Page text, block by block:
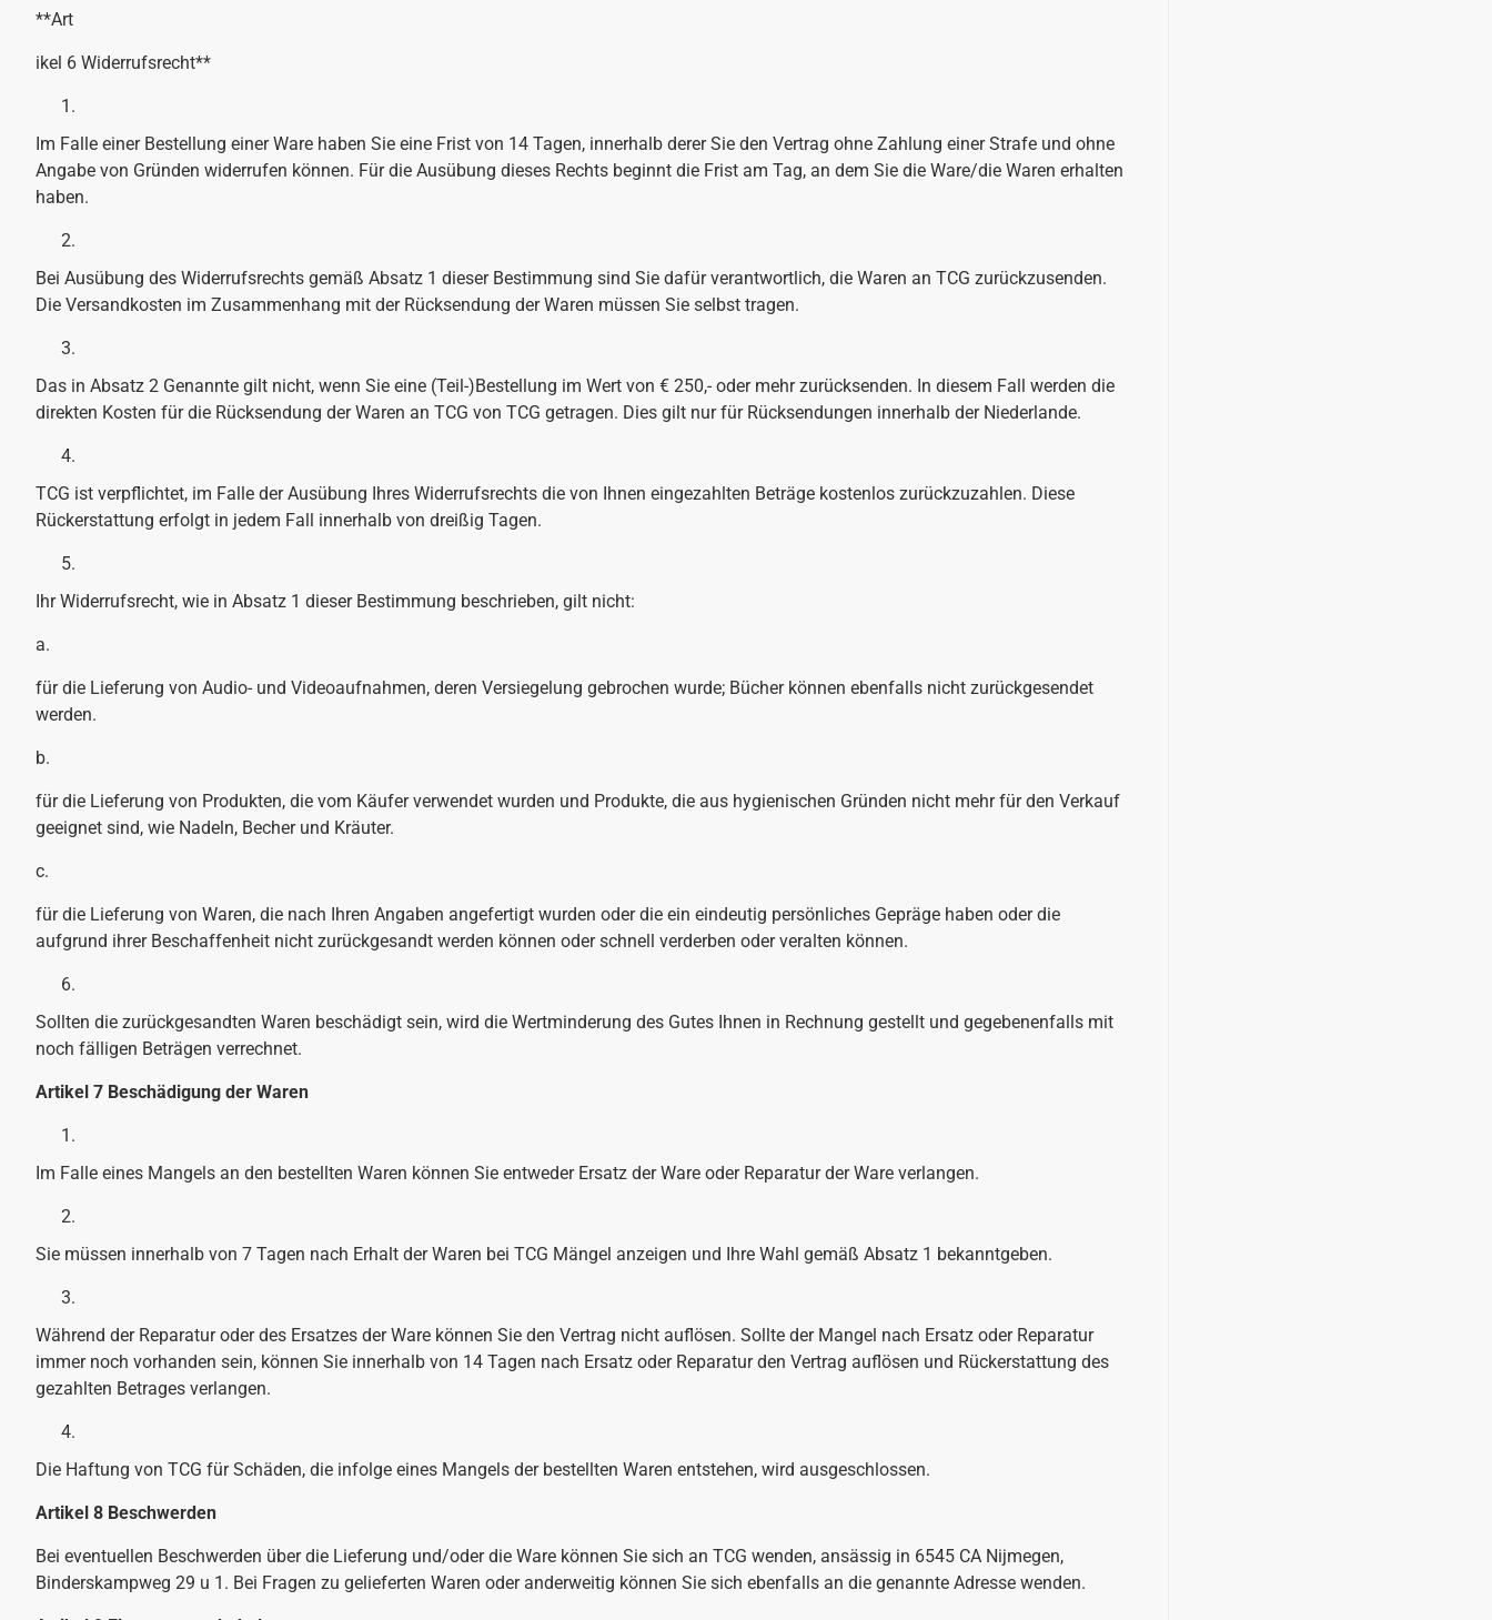
**Art
ikel 6 Widerrufsrecht**
Im Falle einer Bestellung einer Ware haben Sie eine Frist von 14 Tagen, innerhalb derer Sie den Vertrag ohne Zahlung einer Strafe und ohne
Angabe von Gründen widerrufen können. Für die Ausübung dieses Rechts beginnt die Frist am Tag, an dem Sie die Ware/die Waren erhalten
haben.
Bei Ausübung des Widerrufsrechts gemäß Absatz 1 dieser Bestimmung sind Sie dafür verantwortlich, die Waren an TCG zurückzusenden.
Die Versandkosten im Zusammenhang mit der Rücksendung der Waren müssen Sie selbst tragen.
Das in Absatz 2 Genannte gilt nicht, wenn Sie eine (Teil-)Bestellung im Wert von € 250,- oder mehr zurücksenden. In diesem Fall werden die
direkten Kosten für die Rücksendung der Waren an TCG von TCG getragen. Dies gilt nur für Rücksendungen innerhalb der Niederlande.
TCG ist verpflichtet, im Falle der Ausübung Ihres Widerrufsrechts die von Ihnen eingezahlten Beträge kostenlos zurückzuzahlen. Diese
Rückerstattung erfolgt in jedem Fall innerhalb von dreißig Tagen.
Ihr Widerrufsrecht, wie in Absatz 1 dieser Bestimmung beschrieben, gilt nicht:
a.
für die Lieferung von Audio- und Videoaufnahmen, deren Versiegelung gebrochen wurde; Bücher können ebenfalls nicht zurückgesendet
werden.
b.
für die Lieferung von Produkten, die vom Käufer verwendet wurden und Produkte, die aus hygienischen Gründen nicht mehr für den Verkauf
geeignet sind, wie Nadeln, Becher und Kräuter.
c.
für die Lieferung von Waren, die nach Ihren Angaben angefertigt wurden oder die ein eindeutig persönliches Gepräge haben oder die
aufgrund ihrer Beschaffenheit nicht zurückgesandt werden können oder schnell verderben oder veralten können.
Sollten die zurückgesandten Waren beschädigt sein, wird die Wertminderung des Gutes Ihnen in Rechnung gestellt und gegebenenfalls mit
noch fälligen Beträgen verrechnet.
Artikel 7 Beschädigung der Waren
Im Falle eines Mangels an den bestellten Waren können Sie entweder Ersatz der Ware oder Reparatur der Ware verlangen.
Sie müssen innerhalb von 7 Tagen nach Erhalt der Waren bei TCG Mängel anzeigen und Ihre Wahl gemäß Absatz 1 bekanntgeben.
Während der Reparatur oder des Ersatzes der Ware können Sie den Vertrag nicht auflösen. Sollte der Mangel nach Ersatz oder Reparatur
immer noch vorhanden sein, können Sie innerhalb von 14 Tagen nach Ersatz oder Reparatur den Vertrag auflösen und Rückerstattung des
gezahlten Betrages verlangen.
Die Haftung von TCG für Schäden, die infolge eines Mangels der bestellten Waren entstehen, wird ausgeschlossen.
Artikel 8 Beschwerden
Bei eventuellen Beschwerden über die Lieferung und/oder die Ware können Sie sich an TCG wenden, ansässig in 6545 CA Nijmegen,
Binderskampweg 29 u 1. Bei Fragen zu gelieferten Waren oder anderweitig können Sie sich ebenfalls an die genannte Adresse wenden.